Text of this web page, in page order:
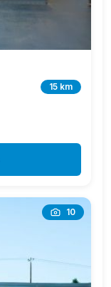
15 km
10